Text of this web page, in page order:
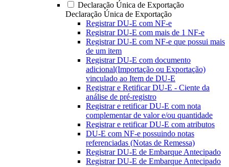
Declaração Única de Exportação
Declaração Única de Exportação
Registrar DU-E com NF-e
Registrar DU-E com mais de 1 NF-e
Registrar DU-E com NF-e que possui mais
de um item
Registrar DU-E com documento
adicional(Importação ou Exportação)
vinculado ao Item de DU-E
Registrar e Retificar DU-E - Ciente da
análise de pré-registro
Registrar e retificar DU-E com nota
complementar de valor e/ou quantidade
Registrar e retificar DU-E com atributos
DU-E com NF-e possuindo notas
referenciadas (Notas de Remessa)
Registrar DU-E de Embarque Antecipado
Registrar DU-E de Embarque Antecipado